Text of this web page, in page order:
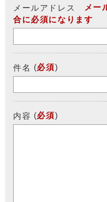
メールアドレス
メー
合に必須になります
件名 (必須)
内容 (必須)